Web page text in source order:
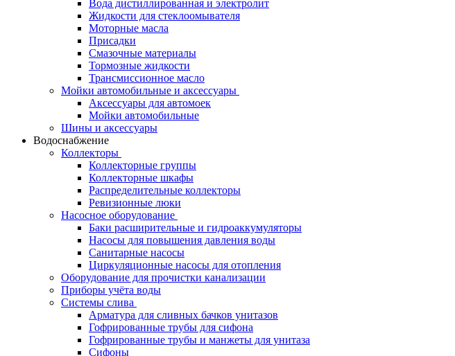
Вода дистиллированная и электролит
Жидкости для стеклоомывателя
Моторные масла
Присадки
Смазочные материалы
Тормозные жидкости
Трансмиссионное масло
Мойки автомобильные и аксессуары
Аксессуары для автомоек
Мойки автомобильные
Шины и аксессуары
Водоснабжение
Коллекторы
Коллекторные группы
Коллекторные шкафы
Распределительные коллекторы
Ревизионные люки
Насосное оборудование
Баки расширительные и гидроаккумуляторы
Насосы для повышения давления воды
Санитарные насосы
Циркуляционные насосы для отопления
Оборудование для прочистки канализации
Приборы учёта воды
Системы слива
Арматура для сливных бачков унитазов
Гофрированные трубы для сифона
Гофрированные трубы и манжеты для унитаза
Сифоны